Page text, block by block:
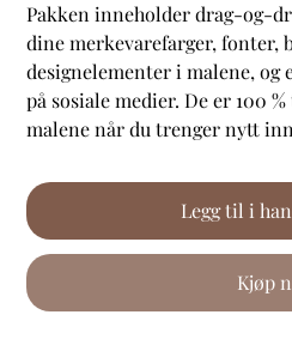
Pakken inneholder drag-og-
dine merkevarefarger, fonter,
designelementer i malene, og
på sosiale medier. De er 100
malene når du trenger nytt
Legg til i
Kjøp